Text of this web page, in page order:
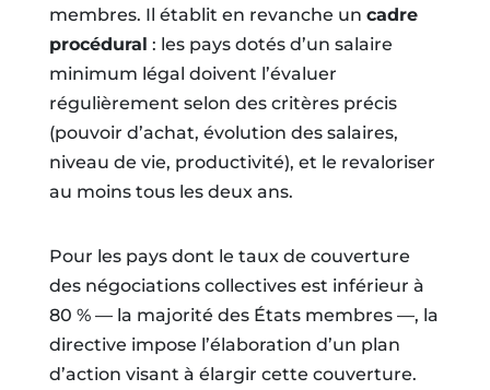
membres. Il établit en revanche un cadre
procédural : les pays dotés d’un salaire
minimum légal doivent l’évaluer
régulièrement selon des critères précis
(pouvoir d’achat, évolution des salaires,
niveau de vie, productivité), et le revaloriser
au moins tous les deux ans.
Pour les pays dont le taux de couverture
des négociations collectives est inférieur à
80 % — la majorité des États membres —, la
directive impose l’élaboration d’un plan
d’action visant à élargir cette couverture.